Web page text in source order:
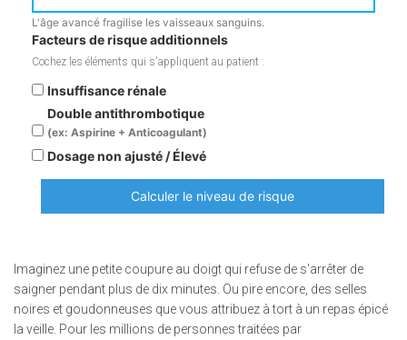
L'âge avancé fragilise les vaisseaux sanguins.
Facteurs de risque additionnels
Cochez les éléments qui s'appliquent au patient :
Insuffisance rénale
Double antithrombotique
(ex: Aspirine + Anticoagulant)
Dosage non ajusté / Élevé
Calculer le niveau de risque
Imaginez une petite coupure au doigt qui refuse de s'arrêter de
saigner pendant plus de dix minutes. Ou pire encore, des selles
noires et goudonneuses que vous attribuez à tort à un repas épicé
la veille. Pour les millions de personnes traitées par